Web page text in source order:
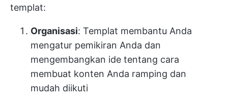
templat:
Organisasi: Templat membantu Anda
mengatur pemikiran Anda dan
mengembangkan ide tentang cara
membuat konten Anda ramping dan
mudah diikuti